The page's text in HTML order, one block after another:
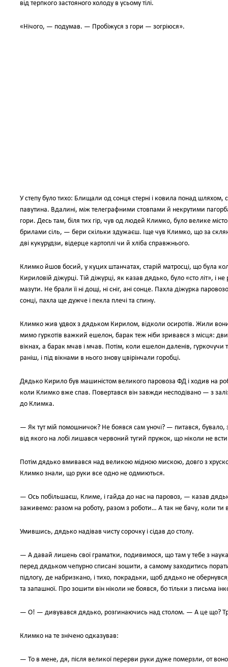
від терпкого застояного холоду в усьому тілі.
«Нічого, — подумав. — Пробіжуся з гори — зогріюся».
У степу було тихо: Блищали од сонця стерні і ковила понад
павутина. Вдалині, між телеграфними стовпами й некрутими
гори. Десь там, біля тих гір, чув од людей Климко, було велике
брилами сіль, — бери скільки здужаєш. Іще чув Климко, що за
дві кукурудзи, відерце картоплі чи й хліба справжнього.
Климко йшов босий, у куцих штанчатах, старій матросці, що була
Кириловій діжурці. Тій діжурці, як казав дядько, було «сто літ», і
мазути. Не брали її ні дощі, ні сніг, ані сонце. Пахла діжурка
сонці, пахла ще дужче і пекла плечі та спину.
Климко жив удвох з дядьком Кирилом, відколи осиротів. Жили вони
мимо гуркотів важкий ешелон, барак теж ніби зривався з місця:
вікнах, а барак мчав і мчав. Потім, коли ешелон даленів, гуркочучи
раніш, і під вікнами в нього знову цвірінчали горобці.
Дядько Кирило був машиністом великого паровоза ФД і ходив на
коли Климко вже спав. Повертався він завжди несподівано — з
до Климка.
— Як тут мій помошничок? Не боявся сам уночі? — питався,
від якого на лобі лишався червоний тугий пружок, що ніколи не
Потім дядько вмивався над великою мідною мискою, довго з
Климко знали, що руки все одно не одмиються.
— Ось побільшаєш, Климе, і гайда до нас на паровоз, — казав
заживемо: разом на роботу, разом з роботи… А так не бачу, коли ти
Умившись, дядько надівав чисту сорочку і сідав до столу.
— А давай лишень свої граматки, подивимося, що там у тебе з
перед дядьком чепурно списані зошити, а самому заходитись
підлогу, де набризкано, і тихо, покрадьки, щоб дядько не
та запашної. Про зошити він ніколи не боявся, бо тільки з письма
— О! — дивувався дядько, розгинаючись над столом. — А це що?
Климко на те знічено одказував:
— То в мене, дя, після великої перерви руки дуже померзли, от